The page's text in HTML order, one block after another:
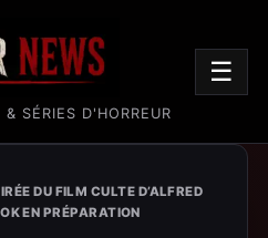
SÉRIES D'HORREUR
☰
DU FILM CULTE D’ALFRED
EN PRÉPARATION